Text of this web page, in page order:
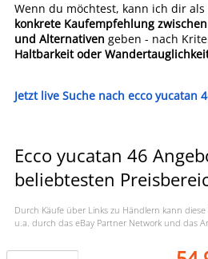
Wenn du möchtest, kann ich dir
konkrete Kaufempfehlung
und Alternativen geben - nach
Haltbarkeit oder
Jetzt live Suche nach ecco yucatan
Ecco yucatan 46
beliebtesten
Durch Käufe über Links zu Händlern kann
u.a. durch das eBay Partner Network und das